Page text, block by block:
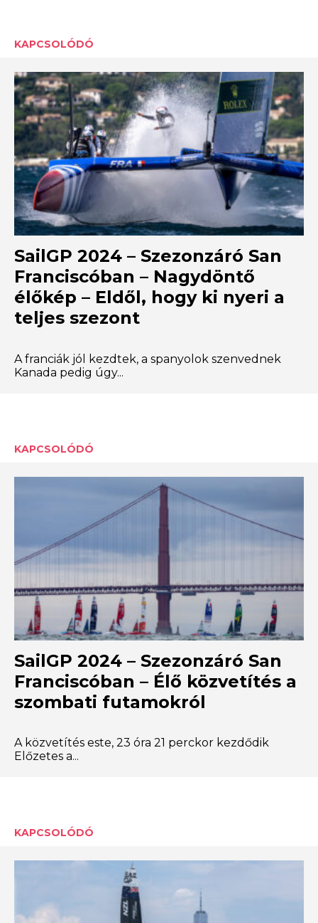
KAPCSOLÓDÓ
SailGP 2024 – Szezonzáró San
Franciscóban – Nagydöntő
élőkép – Eldől, hogy ki nyeri a
teljes szezont
A franciák jól kezdtek, a spanyolok szenvednek
Kanada pedig úgy...
KAPCSOLÓDÓ
SailGP 2024 – Szezonzáró San
Franciscóban – Élő közvetítés a
szombati futamokról
A közvetítés este, 23 óra 21 perckor kezdődik
Előzetes a...
KAPCSOLÓDÓ